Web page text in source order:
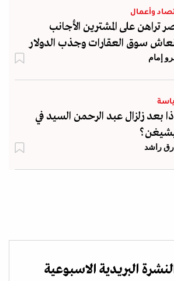
وأعمال
تراهن على المشترين الأجانب
سوق العقارات وجذب الدولار
إمام
بعد زلزال عبد الرحمن السيد في
راشد
البريدية الاسبوعية